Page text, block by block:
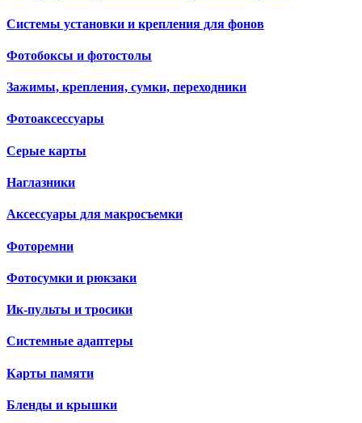
Системы установки и крепления для фонов
Фотобоксы и фотостолы
Зажимы, крепления, сумки, переходники
Фотоаксессуары
Серые карты
Наглазники
Аксессуары для макросъемки
Фоторемни
Фотосумки и рюкзаки
Ик-пульты и тросики
Системные адаптеры
Карты памяти
Бленды и крышки